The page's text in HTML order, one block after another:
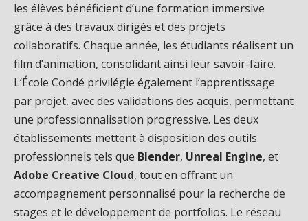
les élèves bénéficient d’une formation immersive
grâce à des travaux dirigés et des projets
collaboratifs. Chaque année, les étudiants réalisent un
film d’animation, consolidant ainsi leur savoir-faire.
L’École Condé privilégie également l’apprentissage
par projet, avec des validations des acquis, permettant
une professionnalisation progressive. Les deux
établissements mettent à disposition des outils
professionnels tels que Blender, Unreal Engine, et
Adobe Creative Cloud, tout en offrant un
accompagnement personnalisé pour la recherche de
stages et le développement de portfolios. Le réseau